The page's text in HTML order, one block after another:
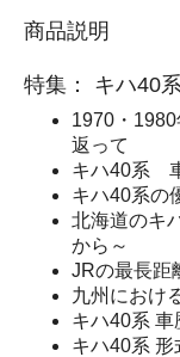
商品説明
特集： キハ40系
1970・
返って
キハ40系
キハ40系の
北海道のキ
から～
JRの最長距
九州におけ
キハ40系 車
キハ40系 形